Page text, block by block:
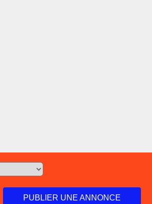
PUBLIER UNE ANNONCE